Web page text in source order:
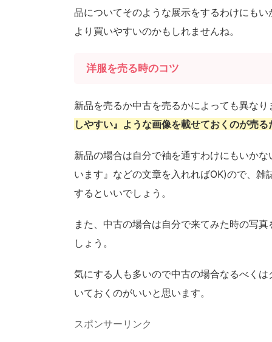
品についてそのような展示をするわけにも
より買いやすいのかもしれませんね。
洋服を売る時のコツ
新品を売るか中古を売るかによっても異な
しやすい』ような画像を載せておくのが売る
新品の場合は自分で袖を通すわけにもいか
います』などの文章を入れればOK)ので、
するといいでしょう。
また、中古の場合は自分で来てみた時の写
しょう。
気にする人も多いので中古の場合なるべく
いておくのがいいと思います。
スポンサーリンク